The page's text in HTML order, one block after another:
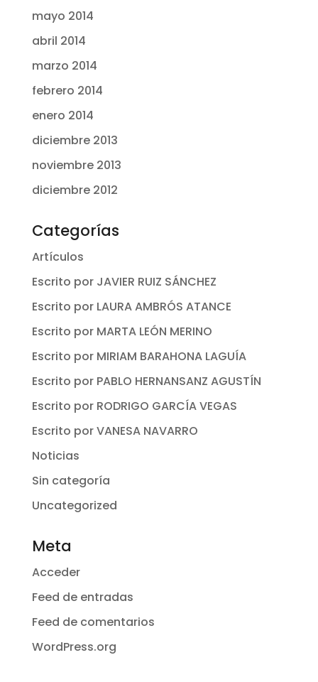
mayo 2014
abril 2014
marzo 2014
febrero 2014
enero 2014
diciembre 2013
noviembre 2013
diciembre 2012
Categorías
Artículos
Escrito por JAVIER RUIZ SÁNCHEZ
Escrito por LAURA AMBRÓS ATANCE
Escrito por MARTA LEÓN MERINO
Escrito por MIRIAM BARAHONA LAGUÍA
Escrito por PABLO HERNANSANZ AGUSTÍN
Escrito por RODRIGO GARCÍA VEGAS
Escrito por VANESA NAVARRO
Noticias
Sin categoría
Uncategorized
Meta
Acceder
Feed de entradas
Feed de comentarios
WordPress.org